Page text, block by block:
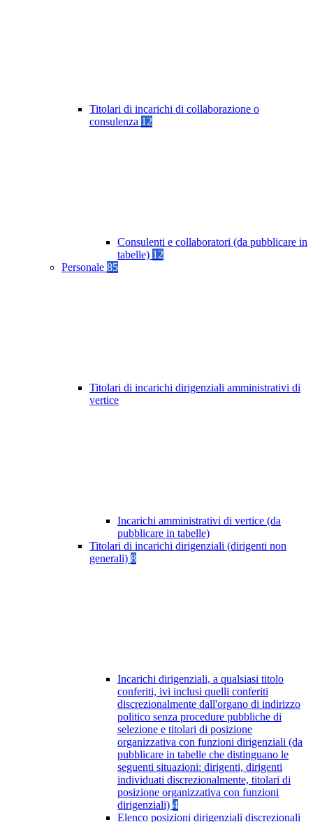
Titolari di incarichi di collaborazione o
consulenza 12
Consulenti e collaboratori (da pubblicare in
tabelle) 12
Personale 85
Titolari di incarichi dirigenziali amministrativi di
vertice
Incarichi amministrativi di vertice (da
pubblicare in tabelle)
Titolari di incarichi dirigenziali (dirigenti non
generali) 8
Incarichi dirigenziali, a qualsiasi titolo
conferiti, ivi inclusi quelli conferiti
discrezionalmente dall'organo di indirizzo
politico senza procedure pubbliche di
selezione e titolari di posizione
organizzativa con funzioni dirigenziali (da
pubblicare in tabelle che distinguano le
seguenti situazioni: dirigenti, dirigenti
individuati discrezionalmente, titolari di
posizione organizzativa con funzioni
dirigenziali) 4
Elenco posizioni dirigenziali discrezionali